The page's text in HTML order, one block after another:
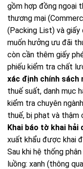
gồm hợp đồng ngoại
thương mại
(Packing List) và giấy
muốn hưởng ưu đãi
còn cần thêm giấy
phiếu kiểm tra chất
xác định chính sách
thuế suất, danh mục
kiểm tra chuyên
thuế, bị phạt và thậm
Khai báo tờ khai hải
xuất khẩu được khai
Sau khi hệ thống
luồng: xanh (thông